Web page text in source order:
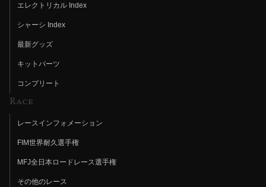
エレクトリカル Index
シャーシ Index
最新グッズ
キットパーツ
コンプリート
Race
レースインフォメーション
FIM世界耐久選手権
MFJ全日本ロードレース選手権
その他のレース